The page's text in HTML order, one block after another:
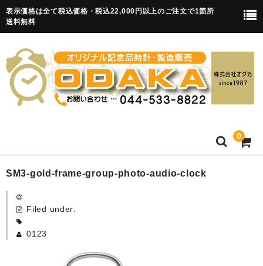
表示価格は全て税込価格・税込22,000円以上のご注文で1箇所
送料無料
0
HOME
卒園記念品
SM3-gold-frame-group-photo-audio-clock
Filed under:
0123